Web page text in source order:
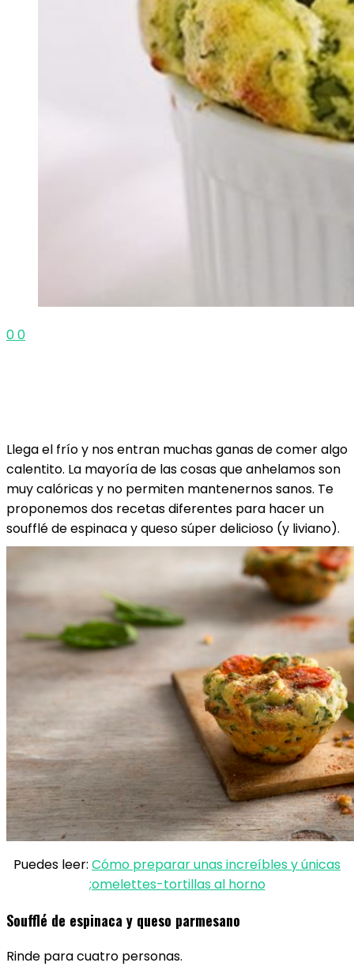
00
Llega el frío y nos entran muchas ganas de comer algo
calentito. La mayoría de las cosas que anhelamos son
muy calóricas y no permiten mantenernos sanos. Te
proponemos dos recetas diferentes para hacer un
soufflé de espinaca y queso súper delicioso (y liviano).
Puedes leer: Cómo preparar unas increíbles y únicas
;omelettes-tortillas al horno
Soufflé de espinaca y queso parmesano
Rinde para cuatro personas.